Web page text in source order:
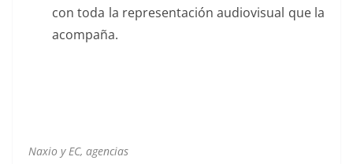
con toda la representación audiovisual que la
acompaña.
Naxio y EC, agencias